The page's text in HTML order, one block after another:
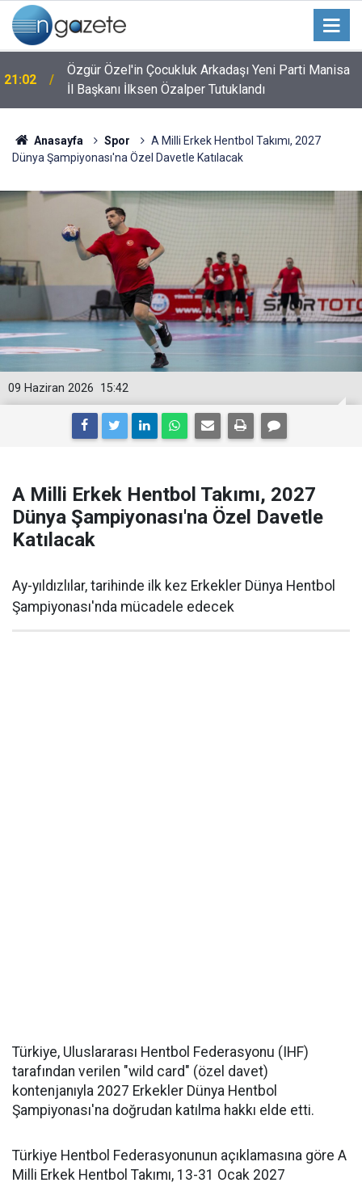
21:02
Özgür Özel'in Çocukluk Arkadaşı Yeni Parti Manisa
İl Başkanı İlksen Özalper Tutuklandı
Anasayfa Spor
A Milli Erkek Hentbol Takımı, 2027
Dünya Şampiyonası'na Özel Davetle Katılacak
15:42
09 Haziran 2026
A Milli Erkek Hentbol Takımı, 2027
Dünya Şampiyonası'na Özel Davetle
Katılacak
Ay-yıldızlılar, tarihinde ilk kez Erkekler Dünya Hentbol
Şampiyonası'nda mücadele edecek
Türkiye, Uluslararası Hentbol Federasyonu (IHF)
tarafından verilen "wild card" (özel davet)
kontenjanıyla 2027 Erkekler Dünya Hentbol
Şampiyonası'na doğrudan katılma hakkı elde etti.
Türkiye Hentbol Federasyonunun açıklamasına göre A
Milli Erkek Hentbol Takımı, 13-31 Ocak 2027